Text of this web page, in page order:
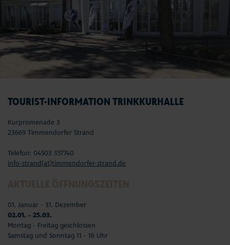
TOURIST-INFORMATION TRINKKURHALLE
Kurpromenade 3
23669 Timmendorfer Strand
Telefon: 04503 357740
info-strand(at)timmendorfer-strand.de
01. Januar - 31. Dezember
02.01. - 25.03.
Montag - Freitag geschlossen
Samstag und Sonntag 11 - 16 Uhr